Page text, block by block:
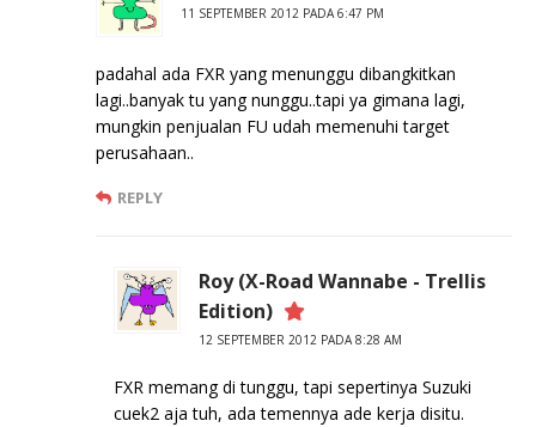
11 SEPTEMBER 2012 PADA 6:47 PM
padahal ada FXR yang menunggu dibangkitkan
lagi..banyak tu yang nunggu..tapi ya gimana lagi,
mungkin penjualan FU udah memenuhi target
perusahaan..
REPLY
Roy (X-Road Wannabe - Trellis
Edition)
12 SEPTEMBER 2012 PADA 8:28 AM
FXR memang di tunggu, tapi sepertinya Suzuki
cuek2 aja tuh, ada temennya ade kerja disitu.